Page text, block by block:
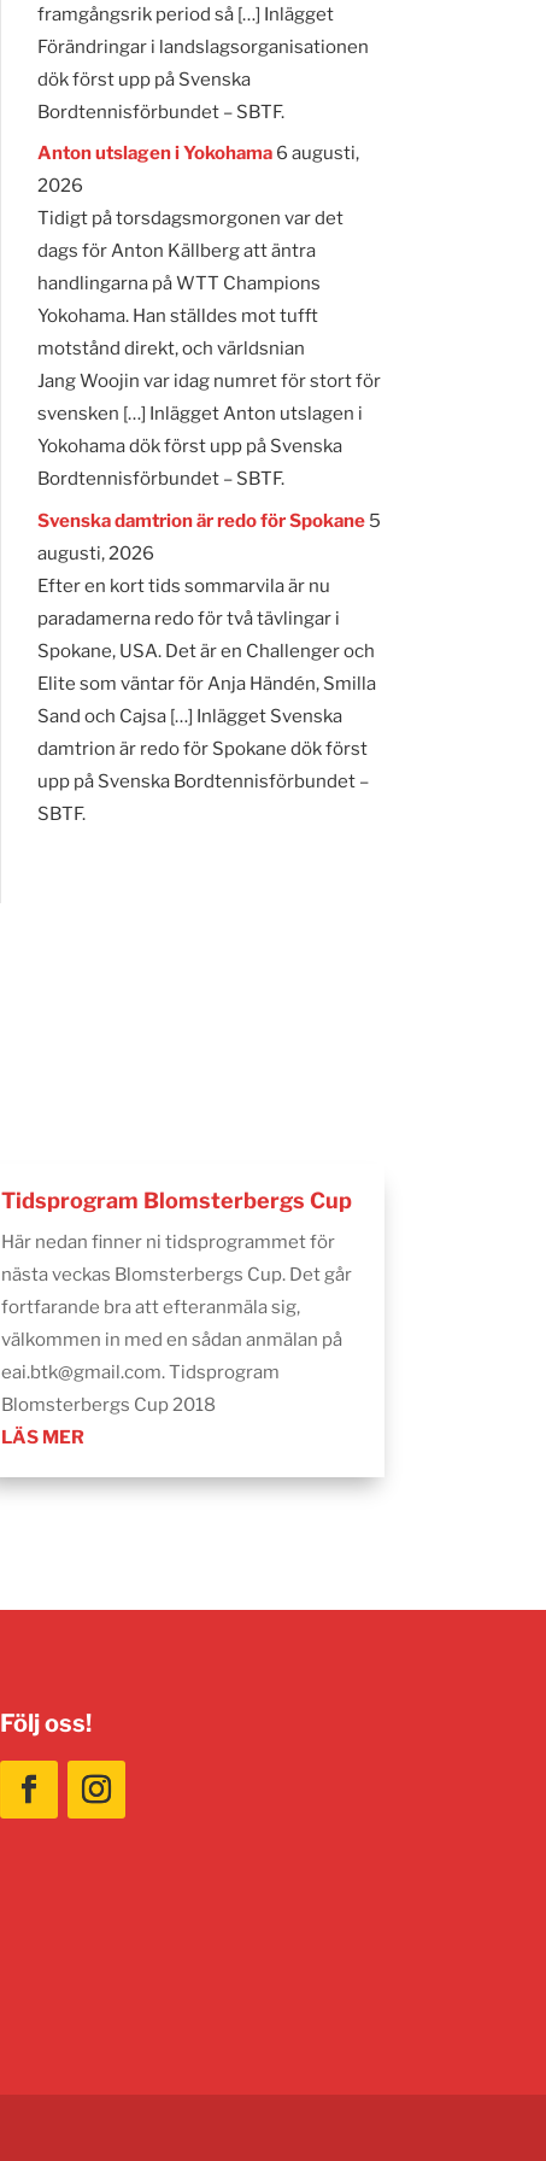
framgångsrik period så […] Inlägget
Förändringar i landslagsorganisationen
dök först upp på Svenska
Bordtennisförbundet – SBTF.
Anton utslagen i Yokohama 6 augusti,
2026
Tidigt på torsdagsmorgonen var det
dags för Anton Källberg att äntra
handlingarna på WTT Champions
Yokohama. Han ställdes mot tufft
motstånd direkt, och världsnian
Jang Woojin var idag numret för stort för
svensken […] Inlägget Anton utslagen i
Yokohama dök först upp på Svenska
Bordtennisförbundet – SBTF.
Svenska damtrion är redo för Spokane 5
augusti, 2026
Efter en kort tids sommarvila är nu
paradamerna redo för två tävlingar i
Spokane, USA. Det är en Challenger och
Elite som väntar för Anja Händén, Smilla
Sand och Cajsa […] Inlägget Svenska
damtrion är redo för Spokane dök först
upp på Svenska Bordtennisförbundet –
SBTF.
Tidsprogram Blomsterbergs Cup
Här nedan finner ni tidsprogrammet för
nästa veckas Blomsterbergs Cup. Det går
fortfarande bra att efteranmäla sig,
välkommen in med en sådan anmälan på
eai.btk@gmail.com. Tidsprogram
Blomsterbergs Cup 2018
LÄS MER
Följ oss!